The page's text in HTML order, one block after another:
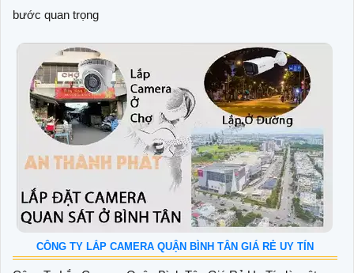
bước quan trọng
CÔNG TY LẮP CAMERA QUẬN BÌNH TÂN GIÁ RẺ UY TÍN